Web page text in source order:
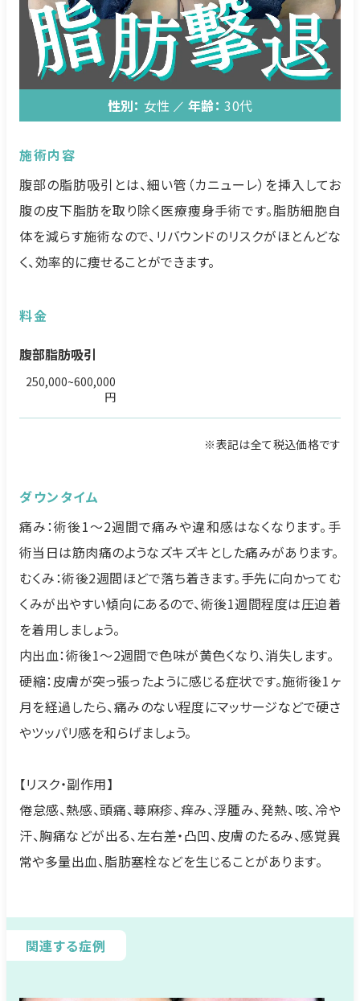
性別： 女性 年齢： 30代
施術内容
腹部の脂肪吸引とは、細い管（カニューレ）を挿入してお
腹の皮下脂肪を取り除く医療痩身手術です。脂肪細胞自
体を減らす施術なので、リバウンドのリスクがほとんどな
く、効率的に痩せることができます。
料金
腹部脂肪吸引
250,000~600,000
円
※表記は全て税込価格です
ダウンタイム
痛み：術後1～2週間で痛みや違和感はなくなります。手
術当日は筋肉痛のようなズキズキとした痛みがあります。
むくみ：術後2週間ほどで落ち着きます。手先に向かってむ
くみが出やすい傾向にあるので、術後1週間程度は圧迫着
を着用しましょう。
内出血：術後1～2週間で色味が黄色くなり、消失します。
硬縮：皮膚が突っ張ったように感じる症状です。施術後1ヶ
月を経過したら、痛みのない程度にマッサージなどで硬さ
やツッパリ感を和らげましょう。
【リスク・副作用】
倦怠感、熱感、頭痛、蕁麻疹、痒み、浮腫み、発熱、咳、冷や
汗、胸痛などが出る、左右差・凸凹、皮膚のたるみ、感覚異
常や多量出血、脂肪塞栓などを生じることがあります。
関連する症例